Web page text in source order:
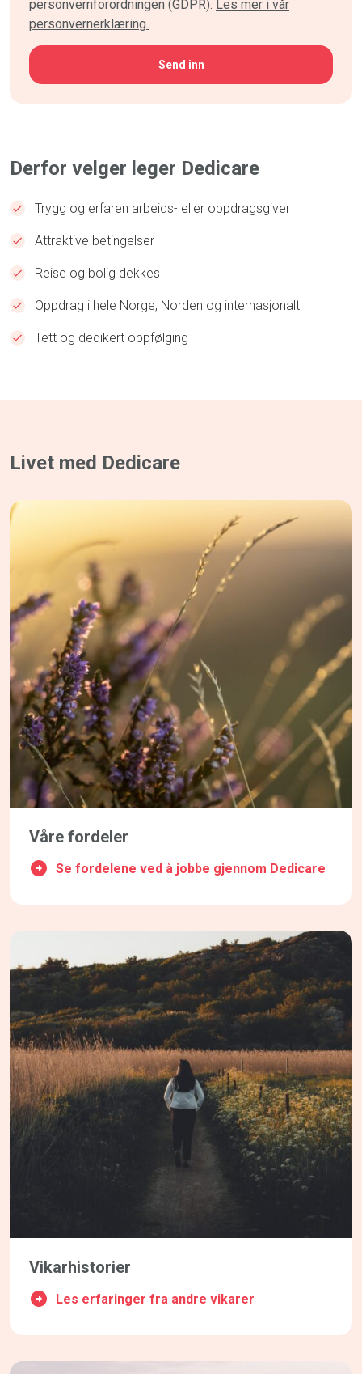
personvernforordningen (GDPR). Les mer i vår
personvernerklæring.
Derfor velger leger Dedicare
Trygg og erfaren arbeids- eller oppdragsgiver
Attraktive betingelser
Reise og bolig dekkes
Oppdrag i hele Norge, Norden og internasjonalt
Tett og dedikert oppfølging
Livet med Dedicare
Våre fordeler
Se fordelene ved å jobbe gjennom Dedicare
Vikarhistorier
Les erfaringer fra andre vikarer